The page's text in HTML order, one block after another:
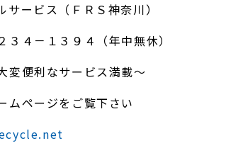
サービス（ＦＲＳ神奈川）
４－１３９４（年中無休）
変便利なサービス満載～
ムページをご覧下さい